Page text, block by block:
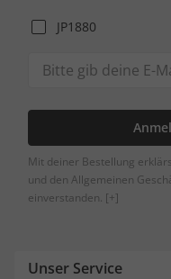
JP1880
Mit deiner Bestellung
und den Allgemeinen
einverstanden. [+]
Unser Service